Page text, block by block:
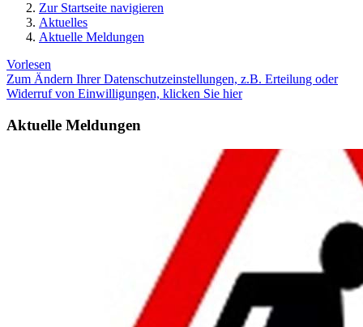
Zur Startseite navigieren
Aktuelles
Aktuelle Meldungen
Vorlesen
Zum Ändern Ihrer Datenschutzeinstellungen, z.B. Erteilung oder
Widerruf von Einwilligungen, klicken Sie hier
Aktuelle Meldungen